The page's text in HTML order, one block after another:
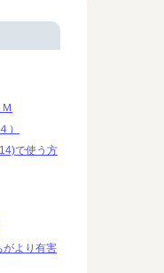
）
で使う方
がより有害